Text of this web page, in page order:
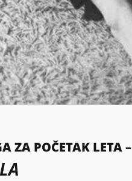
ZA POČETAK LETA –